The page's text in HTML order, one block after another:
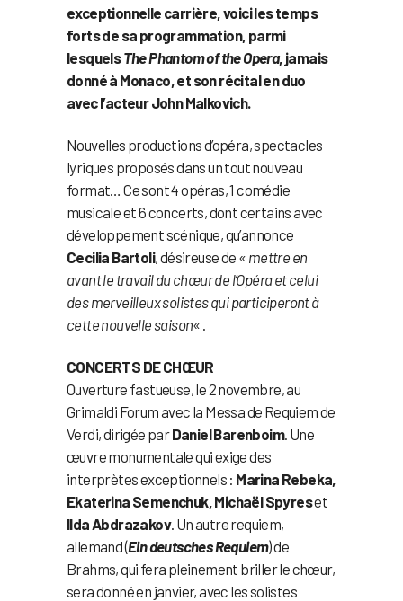
exceptionnelle carrière, voici les temps
forts de sa programmation, parmi
lesquelsThe Phantom of the Opera, jamais
donné à Monaco, et son récital en duo
avec l’acteur John Malkovich.
Nouvelles productions d’opéra, spectacles
lyriques proposés dans un tout nouveau
format… Ce sont 4 opéras, 1 comédie
musicale et 6 concerts, dont certains avec
développement scénique, qu’annonce
Cecilia Bartoli, désireuse de « mettre en
avant le travail du chœur de l’Opéra et celui
des merveilleux solistes qui participeront à
cette nouvelle saison« .
CONCERTS DE CHŒUR
Ouverture fastueuse, le 2 novembre, au
Grimaldi Forum avec la Messa de Requiem de
Verdi, dirigée parDaniel Barenboim. Une
œuvre monumentale qui exige des
interprètes exceptionnels : Marina Rebeka,
Ekaterina Semenchuk, Michaël Spyreset
Ilda Abdrazakov. Un autre requiem,
allemand (Ein deutsches Requiem) de
Brahms, qui fera pleinement briller le chœur,
sera donné en janvier, avec les solistes